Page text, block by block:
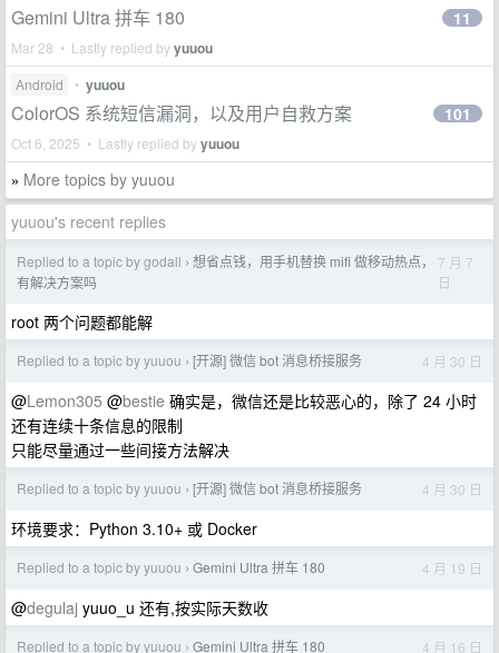
Gemini Ultra 拼车 180
Mar 28 • Lastly replied byyuuou
11
Android • yuuou
ColorOS 系统短信漏洞，以及用户自救方案
Oct 6, 2025 • Lastly replied byyuuou
101
» More topics by yuuou
yuuou's recent replies
Replied to a topic by godall › 想省点钱，用手机替换 mifi 做移动热点，
有解决方案吗
7 月 7
日
root 两个问题都能解
Replied to a topic by yuuou › [开源] 微信 bot 消息桥接服务 4 月 30 日
@Lemon305 @bestie 确实是，微信还是比较恶心的，除了 24 小时
还有连续十条信息的限制
只能尽量通过一些间接方法解决
Replied to a topic by yuuou › [开源] 微信 bot 消息桥接服务 4 月 30 日
环境要求：Python 3.10+ 或 Docker
Replied to a topic by yuuou › Gemini Ultra 拼车 180 4 月 19 日
@degulaj yuuo_u 还有,按实际天数收
Replied to a topic by yuuou › Gemini Ultra 拼车 180 4 月 16 日